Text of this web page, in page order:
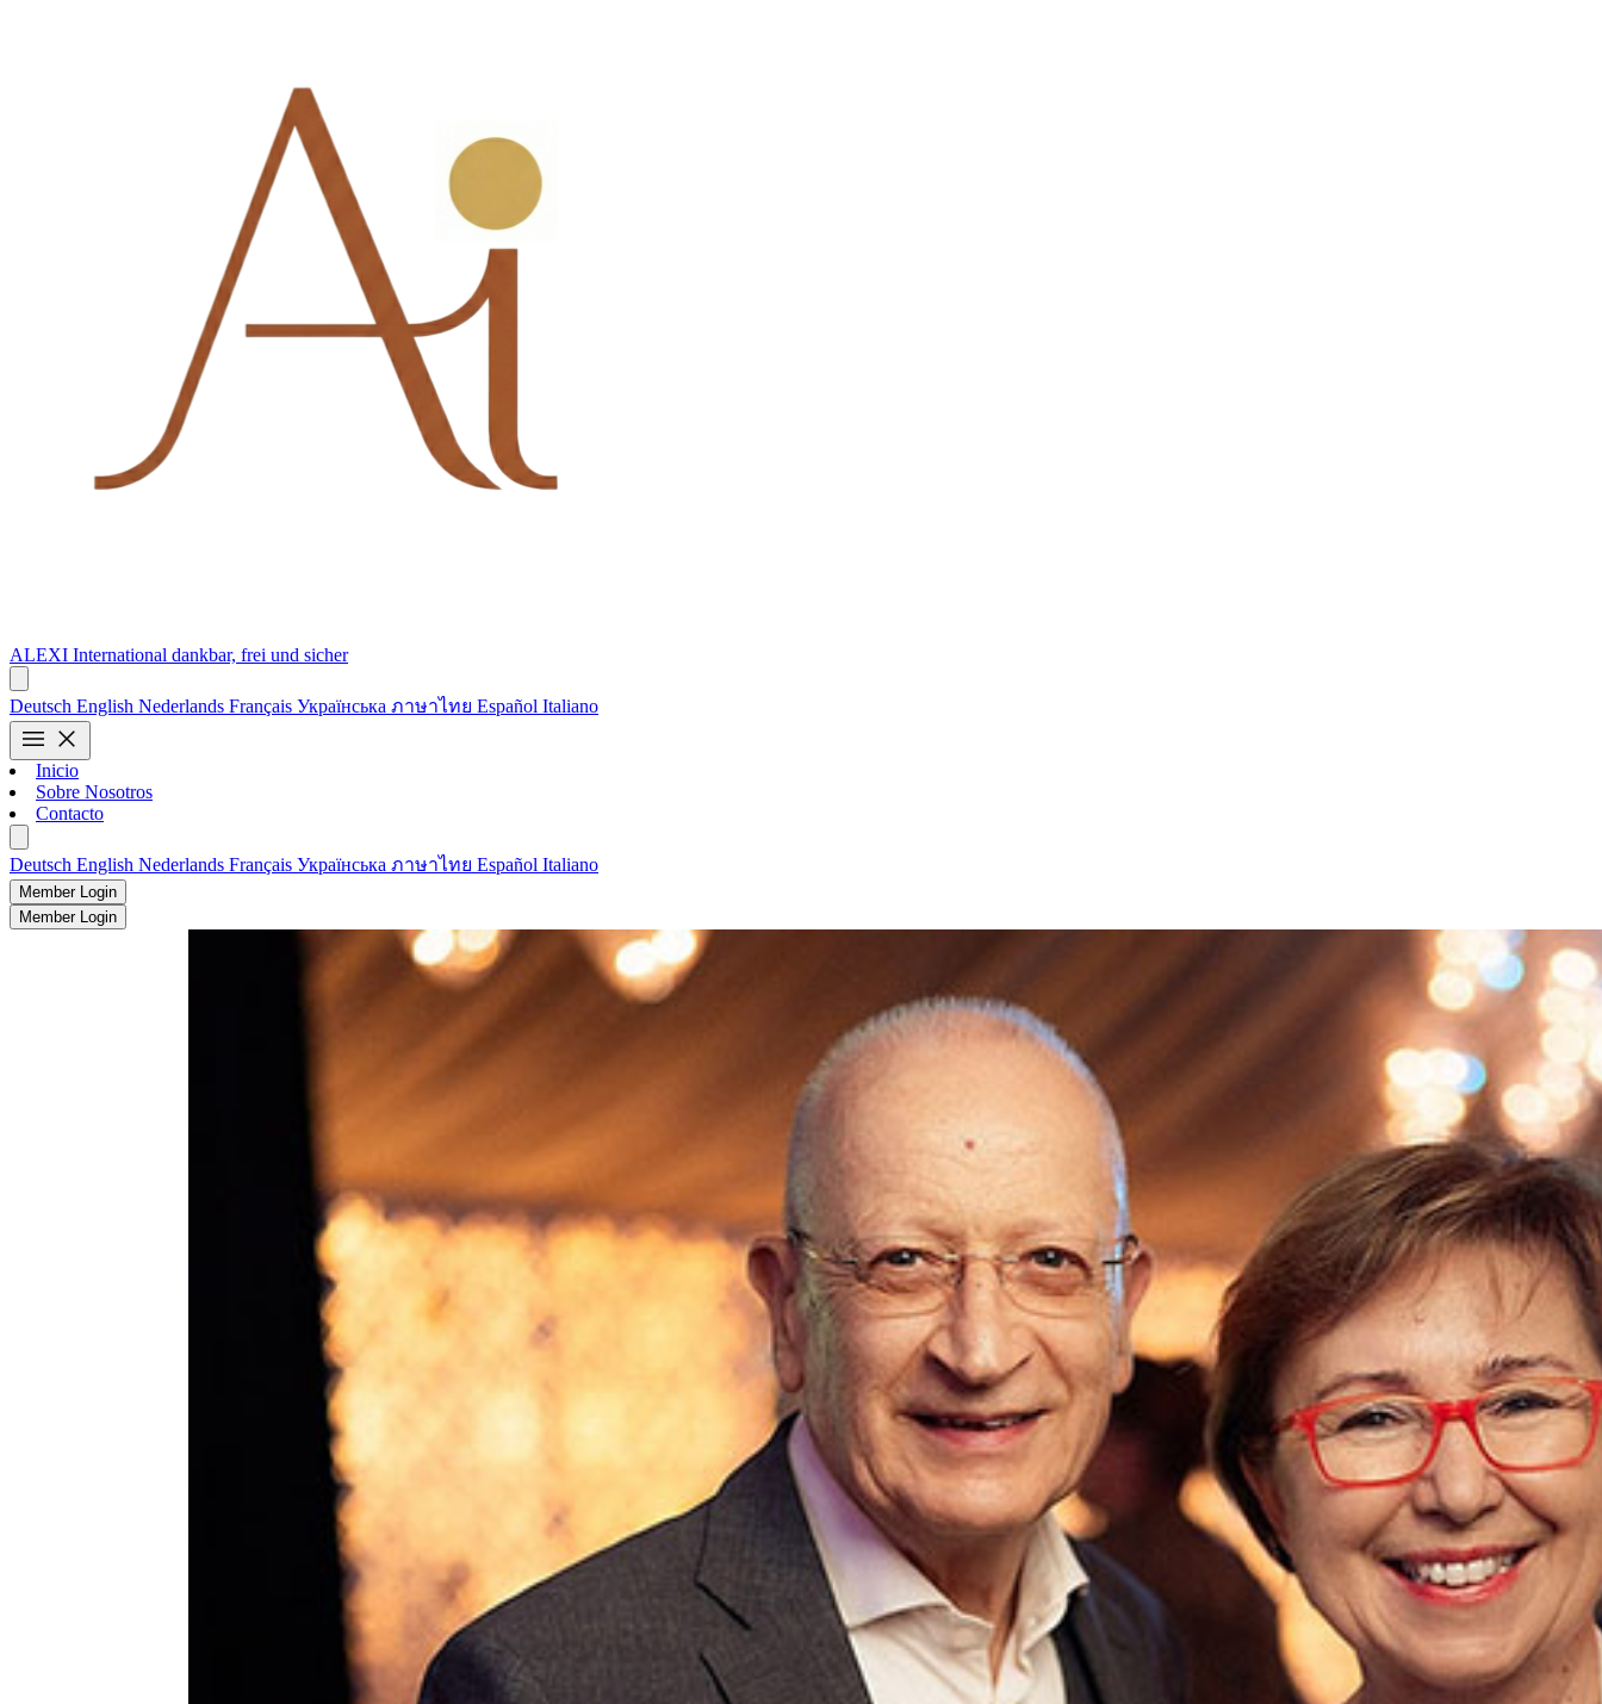
ALEXI International dankbar, frei und sicher
Deutsch English Nederlands Français Українська ภาษาไทย Español Italiano
menu close
Inicio
Sobre Nosotros
Contacto
Deutsch English Nederlands Français Українська ภาษาไทย Español Italiano
Member Login
Member Login